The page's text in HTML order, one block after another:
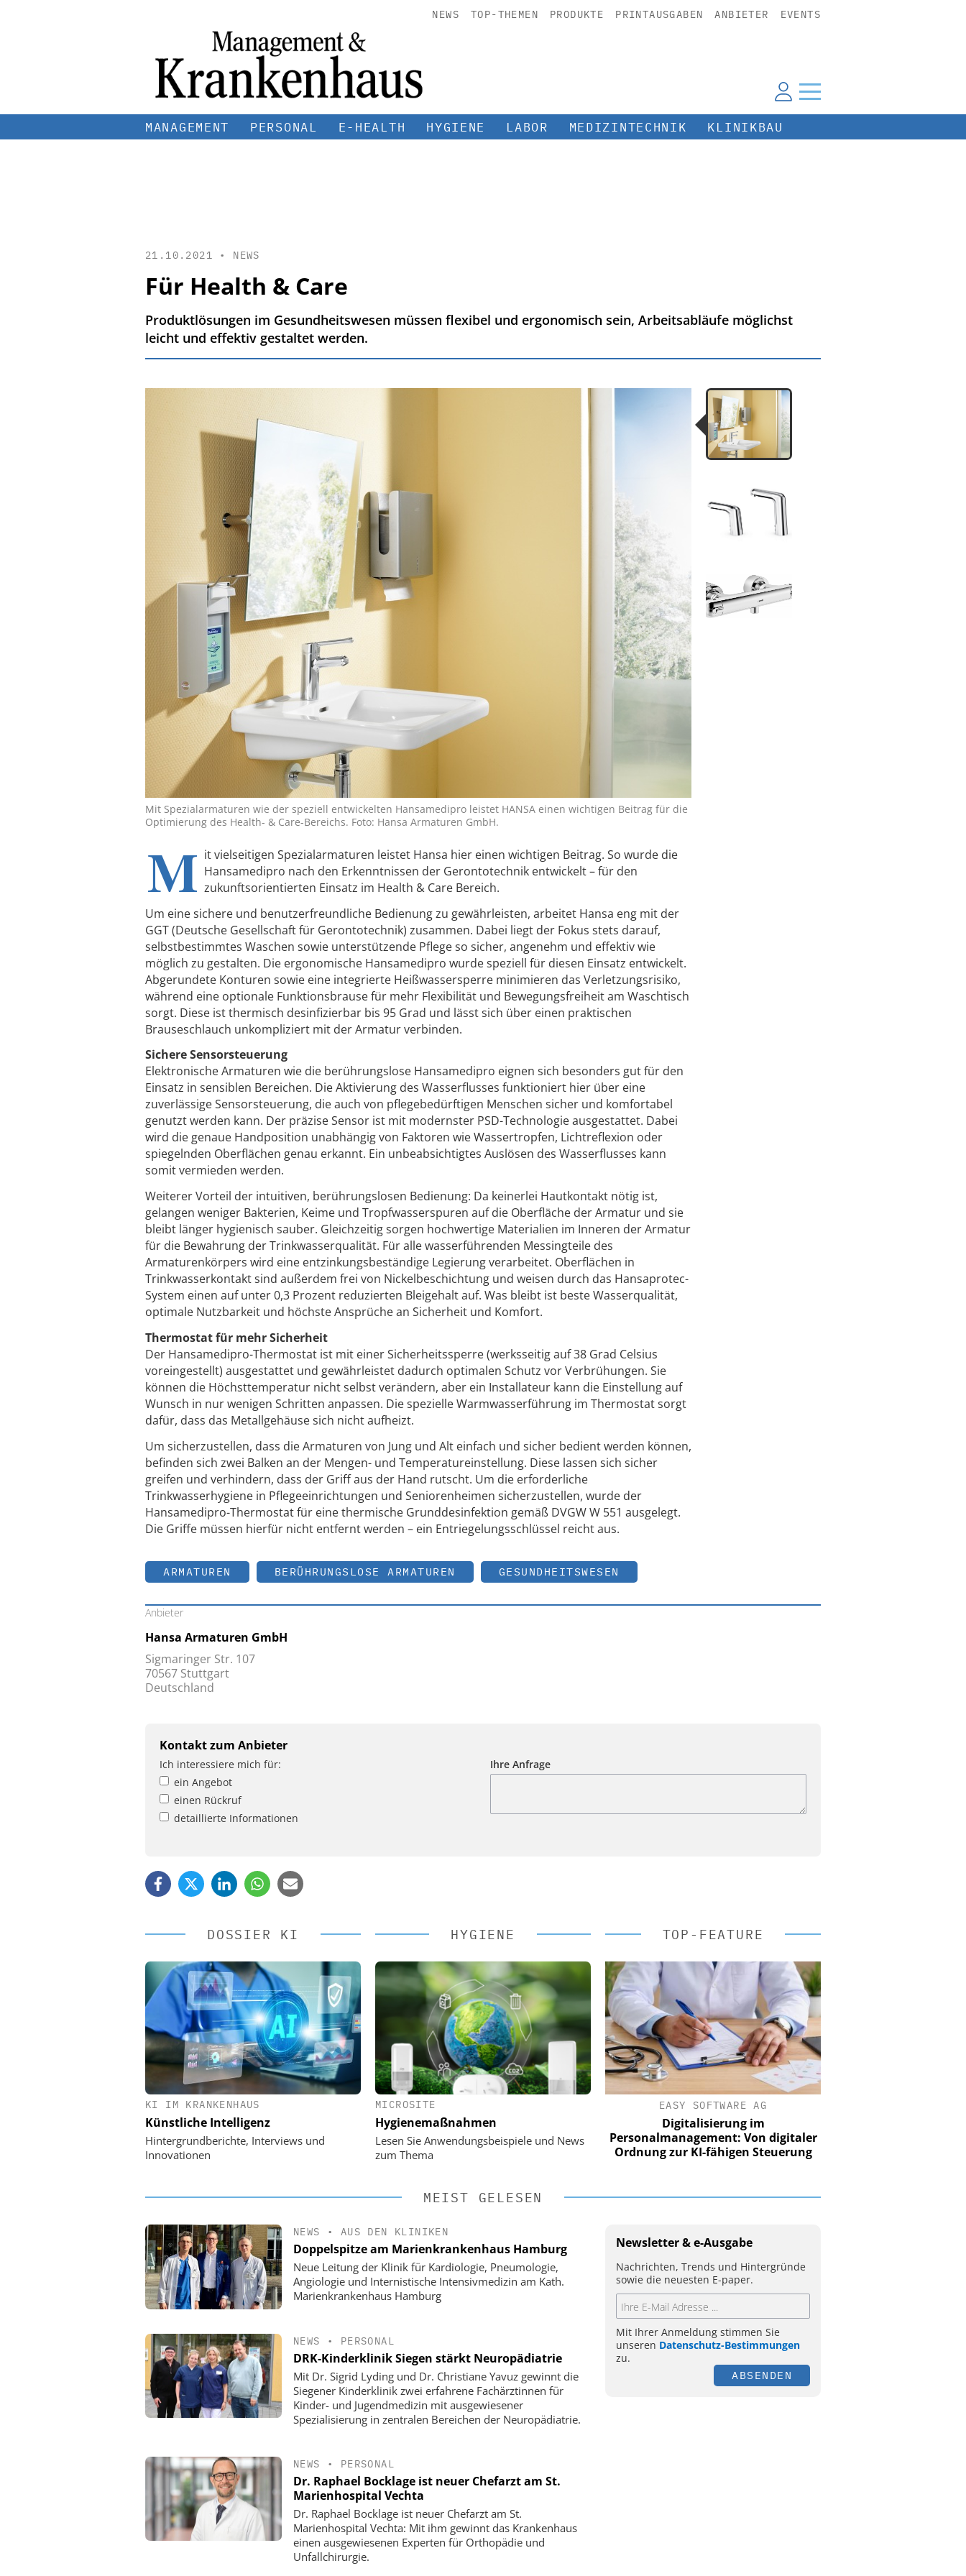
NEWS TOP-THEMEN PRODUKTE PRINTAUSGABEN ANBIETER EVENTS
MANAGEMENT PERSONAL E-HEALTH HYGIENE LABOR MEDIZINTECHNIK KLINIKBAU
21.10.2021 • NEWS
Für Health & Care
Produktlösungen im Gesundheitswesen müssen flexibel und ergonomisch sein, Arbeitsabläufe möglichst
leicht und effektiv gestaltet werden.
Mit Spezialarmaturen wie der speziell entwickelten Hansamedipro leistet HANSA einen wichtigen Beitrag für die
Optimierung des Health- & Care-Bereichs. Foto: Hansa Armaturen GmbH.
M it vielseitigen Spezialarmaturen leistet Hansa hier einen wichtigen Beitrag. So wurde die
Hansamedipro nach den Erkenntnissen der Gerontotechnik entwickelt – für den
zukunftsorientierten Einsatz im Health & Care Bereich.
Um eine sichere und benutzerfreundliche Bedienung zu gewährleisten, arbeitet Hansa eng mit der
GGT (Deutsche Gesellschaft für Gerontotechnik) zusammen. Dabei liegt der Fokus stets darauf,
selbstbestimmtes Waschen sowie unterstützende Pflege so sicher, angenehm und effektiv wie
möglich zu gestalten. Die ergonomische Hansamedipro wurde speziell für diesen Einsatz entwickelt.
Abgerundete Konturen sowie eine integrierte Heißwassersperre minimieren das Verletzungsrisiko,
während eine optionale Funktionsbrause für mehr Flexibilität und Bewegungsfreiheit am Waschtisch
sorgt. Diese ist thermisch desinfizierbar bis 95 Grad und lässt sich über einen praktischen
Brauseschlauch unkompliziert mit der Armatur verbinden.
Sichere Sensorsteuerung
Elektronische Armaturen wie die berührungslose Hansamedipro eignen sich besonders gut für den
Einsatz in sensiblen Bereichen. Die Aktivierung des Wasserflusses funktioniert hier über eine
zuverlässige Sensorsteuerung, die auch von pflegebedürftigen Menschen sicher und komfortabel
genutzt werden kann. Der präzise Sensor ist mit modernster PSD-Technologie ausgestattet. Dabei
wird die genaue Handposition unabhängig von Faktoren wie Wassertropfen, Lichtreflexion oder
spiegelnden Oberflächen genau erkannt. Ein unbeabsichtigtes Auslösen des Wasserflusses kann
somit vermieden werden.
Weiterer Vorteil der intuitiven, berührungslosen Bedienung: Da keinerlei Hautkontakt nötig ist,
gelangen weniger Bakterien, Keime und Tropfwasserspuren auf die Oberfläche der Armatur und sie
bleibt länger hygienisch sauber. Gleichzeitig sorgen hochwertige Materialien im Inneren der Armatur
für die Bewahrung der Trinkwasserqualität. Für alle wasserführenden Messingteile des
Armaturenkörpers wird eine entzinkungsbeständige Legierung verarbeitet. Oberflächen in
Trinkwasserkontakt sind außerdem frei von Nickelbeschichtung und weisen durch das Hansaprotec-
System einen auf unter 0,3 Prozent reduzierten Bleigehalt auf. Was bleibt ist beste Wasserqualität,
optimale Nutzbarkeit und höchste Ansprüche an Sicherheit und Komfort.
Thermostat für mehr Sicherheit
Der Hansamedipro-Thermostat ist mit einer Sicherheitssperre (werksseitig auf 38 Grad Celsius
voreingestellt) ausgestattet und gewährleistet dadurch optimalen Schutz vor Verbrühungen. Sie
können die Höchsttemperatur nicht selbst verändern, aber ein Installateur kann die Einstellung auf
Wunsch in nur wenigen Schritten anpassen. Die spezielle Warmwasserführung im Thermostat sorgt
dafür, dass das Metallgehäuse sich nicht aufheizt.
Um sicherzustellen, dass die Armaturen von Jung und Alt einfach und sicher bedient werden können,
befinden sich zwei Balken an der Mengen- und Temperatureinstellung. Diese lassen sich sicher
greifen und verhindern, dass der Griff aus der Hand rutscht. Um die erforderliche
Trinkwasserhygiene in Pflegeeinrichtungen und Seniorenheimen sicherzustellen, wurde der
Hansamedipro-Thermostat für eine thermische Grunddesinfektion gemäß DVGW W 551 ausgelegt.
Die Griffe müssen hierfür nicht entfernt werden – ein Entriegelungsschlüssel reicht aus.
ARMATUREN BERÜHRUNGSLOSE ARMATUREN GESUNDHEITSWESEN
Anbieter
Hansa Armaturen GmbH
Sigmaringer Str. 107
70567 Stuttgart
Deutschland
Kontakt zum Anbieter
Ich interessiere mich für:
ein Angebot
einen Rückruf
detaillierte Informationen
Ihre Anfrage
DOSSIER KI
KI IM KRANKENHAUS
Künstliche Intelligenz
Hintergrundberichte, Interviews und
Innovationen
HYGIENE
MICROSITE
Hygienemaßnahmen
Lesen Sie Anwendungsbeispiele und News
zum Thema
TOP-FEATURE
EASY SOFTWARE AG
Digitalisierung im
Personalmanagement: Von digitaler
Ordnung zur KI-fähigen Steuerung
Digitalisierung im
Personalmanagement: Von digitaler
Ordnung zur KI-fähigen Steuerung
EASY SOFTWARE AG
Digitalisierung im
Personalmanagement: Von digitaler
Ordnung zur KI-fähigen Steuerung
MEIST GELESEN
NEWS • AUS DEN KLINIKEN
Doppelspitze am Marienkrankenhaus Hamburg
Neue Leitung der Klinik für Kardiologie, Pneumologie,
Angiologie und Internistische Intensivmedizin am Kath.
Marienkrankenhaus Hamburg
NEWS • PERSONAL
DRK-Kinderklinik Siegen stärkt Neuropädiatrie
Mit Dr. Sigrid Lyding und Dr. Christiane Yavuz gewinnt die
Siegener Kinderklinik zwei erfahrene Fachärztinnen für
Kinder- und Jugendmedizin mit ausgewiesener
Spezialisierung in zentralen Bereichen der Neuropädiatrie.
NEWS • PERSONAL
Dr. Raphael Bocklage ist neuer Chefarzt am St.
Marienhospital Vechta
Dr. Raphael Bocklage ist neuer Chefarzt am St.
Marienhospital Vechta: Mit ihm gewinnt das Krankenhaus
einen ausgewiesenen Experten für Orthopädie und
Unfallchirurgie.
Newsletter & e-Ausgabe
Nachrichten, Trends und Hintergründe
sowie die neuesten E-paper.
Mit Ihrer Anmeldung stimmen Sie
unseren Datenschutz-Bestimmungen
zu.
ABSENDEN